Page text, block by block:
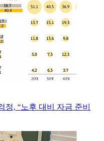
정, “노후 대비 자금 준비